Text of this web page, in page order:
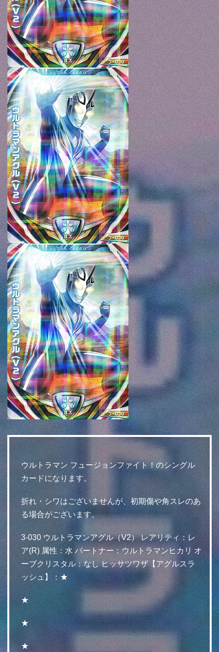
ウルトラマン フュージョンファイト！のシングル
カードになります。
折れ・シワはございませんが、初期傷や角スレのあ
る場合がございます。
3-030 ウルトラマンアグル（V2） レアリティ：レ
ア(R) 属性：水 パートナー：ウルトラマンヒカリ オ
ーブクリスタル：なし ヒッサツワザ【アグルスラ
ッシュ】：★
★
★
★